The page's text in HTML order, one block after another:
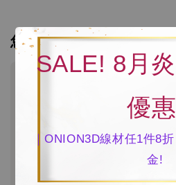
SALE! 8月
優
｜ONION3D線材任1件8
金!
您可能也喜歡